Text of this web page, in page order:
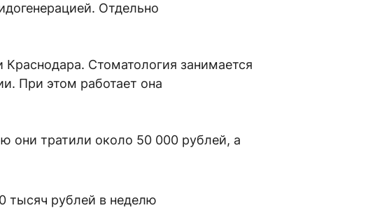
Отдельно
Стоматология занимается
При этом работает она
они тратили около 50 000 рублей, а